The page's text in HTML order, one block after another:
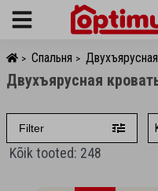
Menu
> Спальня >
Двухъярусная
Filter
Kõik tooted: 248